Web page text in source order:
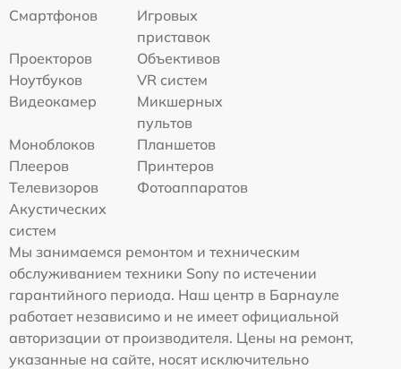
Смартфонов
Игровых
приставок
Проекторов
Объективов
Ноутбуков
VR систем
Видеокамер
Микшерных
пультов
Моноблоков
Планшетов
Плееров
Принтеров
Телевизоров
Фотоаппаратов
Акустических
систем
Мы занимаемся ремонтом и техническим
обслуживанием техники Sony по истечении
гарантийного периода. Наш центр в Барнауле
работает независимо и не имеет официальной
авторизации от производителя. Цены на ремонт,
указанные на сайте, носят исключительно